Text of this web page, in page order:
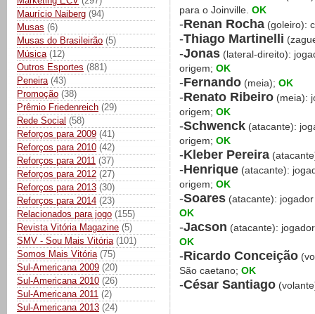
Maurício Naiberg (94)
Musas (6)
Musas do Brasileirão (5)
Música (12)
Outros Esportes (881)
Peneira (43)
Promoção (38)
Prêmio Friedenreich (29)
Rede Social (58)
Reforços para 2009 (41)
Reforços para 2010 (42)
Reforços para 2011 (37)
Reforços para 2012 (27)
Reforços para 2013 (30)
Reforços para 2014 (23)
Relacionados para jogo (155)
Revista Vitória Magazine (5)
SMV - Sou Mais Vitória (101)
Somos Mais Vitória (75)
Sul-Americana 2009 (20)
Sul-Americana 2010 (26)
Sul-Americana 2011 (2)
Sul-Americana 2013 (24)
para o Joinville. OK
-Renan Rocha (goleiro):
-Thiago Martinelli
-Jonas (lateral-direito):
origem; OK
-Fernando (meia); OK
-Renato Ribeiro (meia):
origem; OK
-Schwenck (atacante):
origem; OK
-Kleber Pereira
-Henrique (atacante):
origem; OK
-Soares (atacante):
OK
-Jacson (atacante):
OK
-Ricardo Conceição
São caetano; OK
-César Santiago